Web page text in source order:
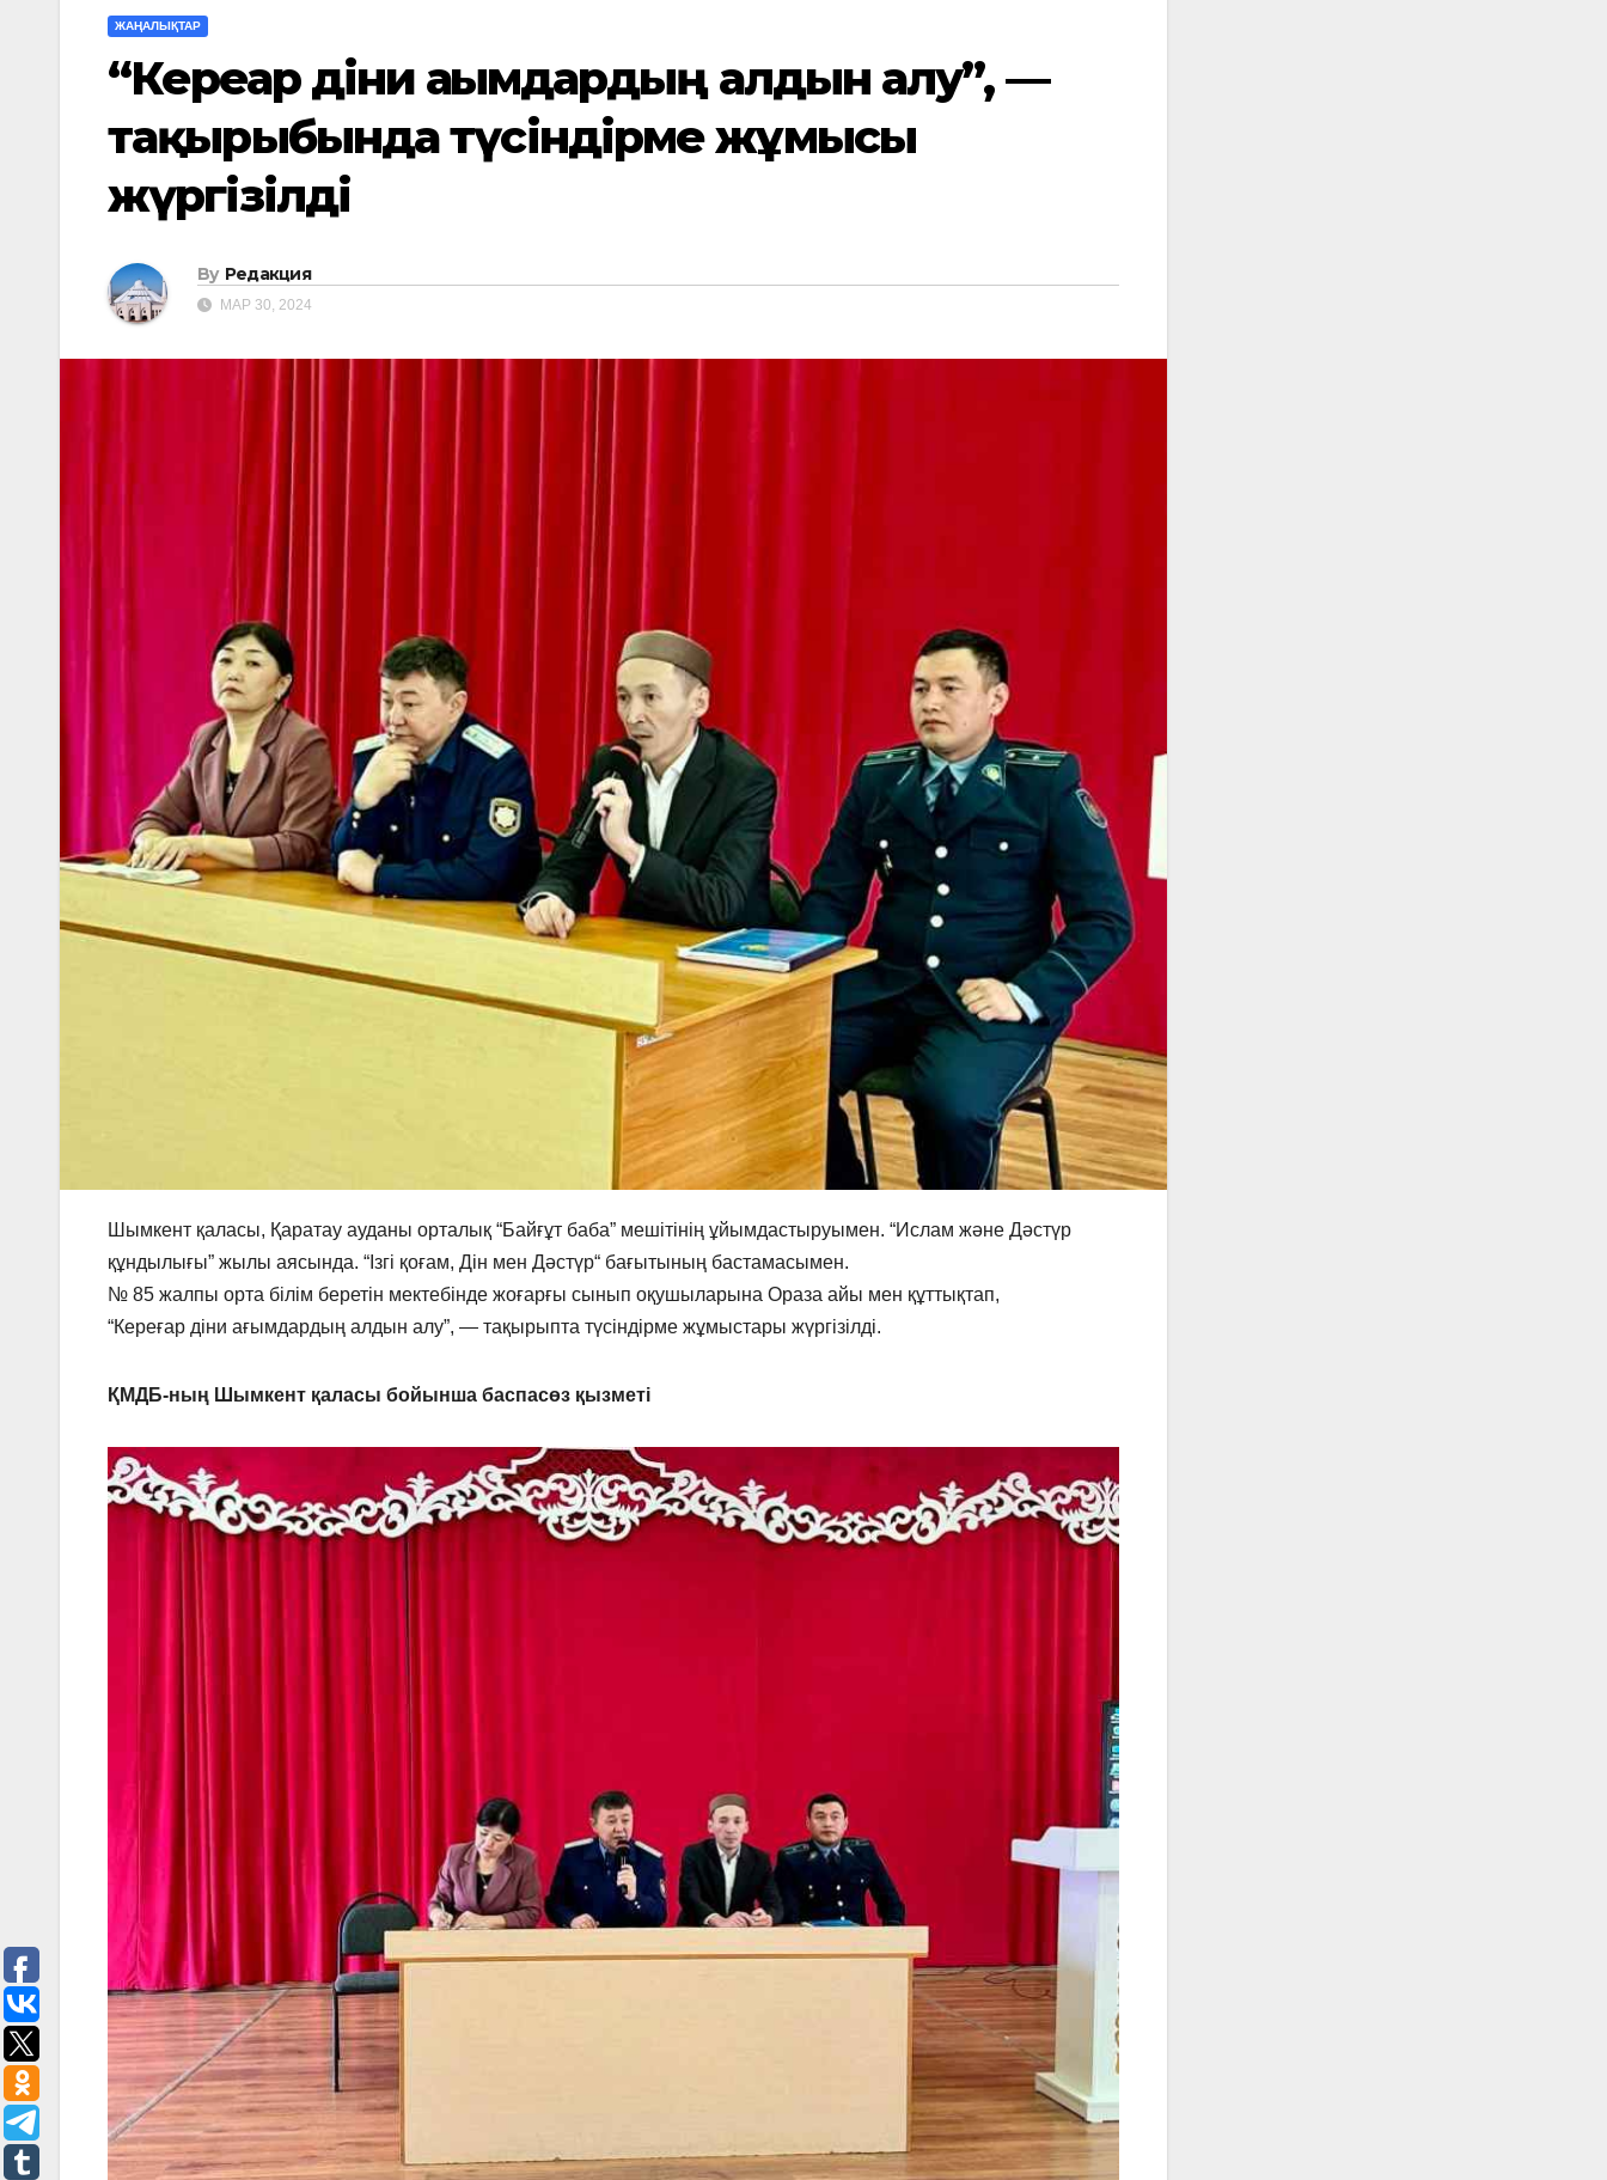
ЖАҢАЛЫҚТАР
“Кереғар діни ағымдардың алдын алу”, —
тақырыбында түсіндірме жұмысы
жүргізілді
By Редакция
МАР 30, 2024
Шымкент қаласы, Қаратау ауданы орталық “Байғұт баба” мешітінің ұйымдастыруымен. “Ислам және Дәстүр
құндылығы” жылы аясында. “Ізгі қоғам, Дін мен Дәстүр“ бағытының бастамасымен.
№ 85 жалпы орта білім беретін мектебінде жоғарғы сынып оқушыларына Ораза айы мен құттықтап,
“Кереғар діни ағымдардың алдын алу”, — тақырыпта түсіндірме жұмыстары жүргізілді.
ҚМДБ-ның Шымкент қаласы бойынша баспасөз қызметі